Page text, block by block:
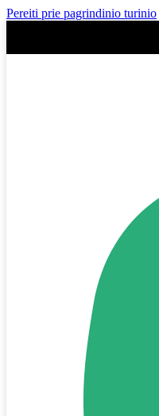
Pereiti prie pagrindinio turinio